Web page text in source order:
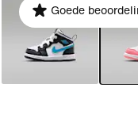
Goede